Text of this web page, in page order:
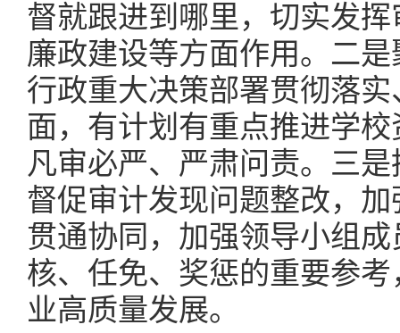
督就跟进到哪里，切实发
廉政建设等方面作用。二
行政重大决策部署贯彻落
面，有计划有重点推进学
凡审必严、严肃问责。三
督促审计发现问题整改，
贯通协同，加强领导小组
核、任免、奖惩的重要参
业高质量发展。